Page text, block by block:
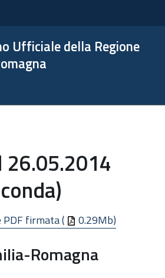
Ufficiale della Regione
26.05.2014
PDF firmata ( 0.29Mb)
Romagna